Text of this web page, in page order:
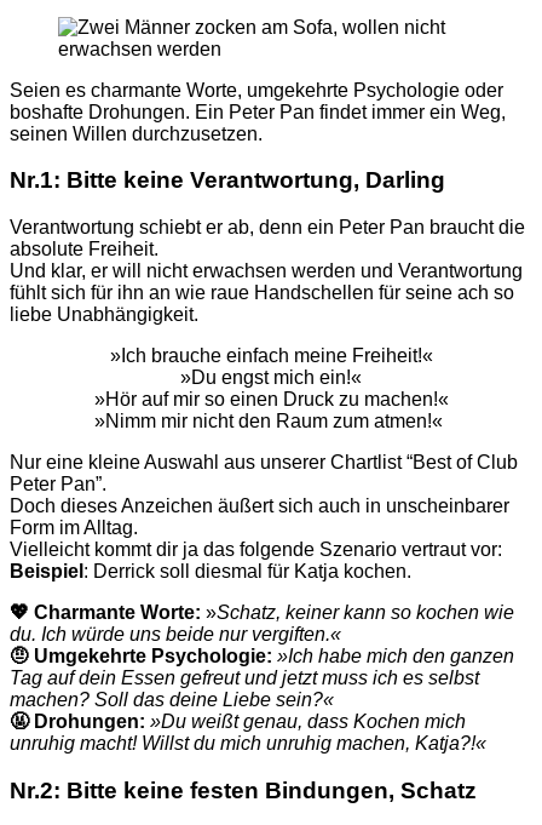
Seien es charmante Worte, umgekehrte Psychologie oder
boshafte Drohungen. Ein Peter Pan findet immer ein Weg,
seinen Willen durchzusetzen.
Nr.1: Bitte keine Verantwortung, Darling
Verantwortung schiebt er ab, denn ein Peter Pan braucht die
absolute Freiheit.
Und klar, er will nicht erwachsen werden und Verantwortung
fühlt sich für ihn an wie raue Handschellen für seine ach so
liebe Unabhängigkeit.
»Ich brauche einfach meine Freiheit!«
»Du engst mich ein!«
»Hör auf mir so einen Druck zu machen!«
»Nimm mir nicht den Raum zum atmen!«
Nur eine kleine Auswahl aus unserer Chartlist “Best of Club
Peter Pan”.
Doch dieses Anzeichen äußert sich auch in unscheinbarer
Form im Alltag.
Vielleicht kommt dir ja das folgende Szenario vertraut vor:
Beispiel : Derrick soll diesmal für Katja kochen.
💖 Charmante Worte: »Schatz, keiner kann so kochen wie
du. Ich würde uns beide nur vergiften.«
🤨 Umgekehrte Psychologie: »Ich habe mich den ganzen
Tag auf dein Essen gefreut und jetzt muss ich es selbst
machen? Soll das deine Liebe sein?«
🤬 Drohungen: »Du weißt genau, dass Kochen mich
unruhig macht! Willst du mich unruhig machen, Katja?!«
Nr.2: Bitte keine festen Bindungen, Schatz